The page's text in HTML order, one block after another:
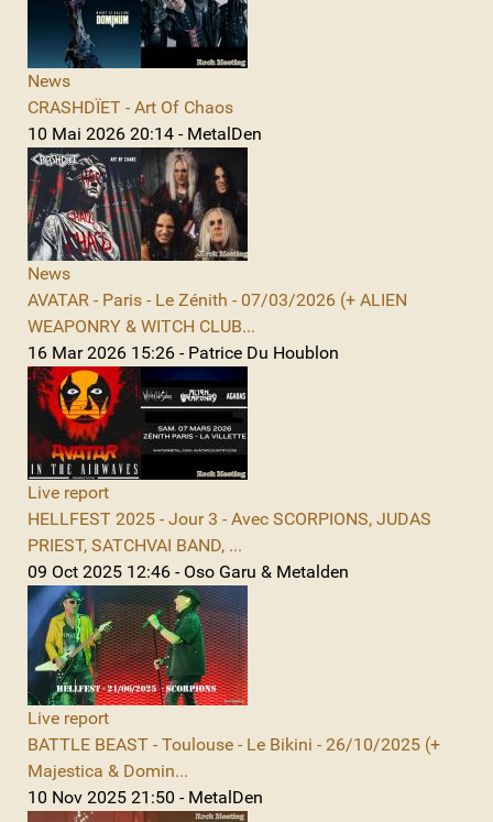
News
CRASHDÏET - Art Of Chaos
10 Mai 2026 20:14 - MetalDen
News
AVATAR - Paris - Le Zénith - 07/03/2026 (+ ALIEN
WEAPONRY & WITCH CLUB...
16 Mar 2026 15:26 - Patrice Du Houblon
Live report
HELLFEST 2025 - Jour 3 - Avec SCORPIONS, JUDAS
PRIEST, SATCHVAI BAND, ...
09 Oct 2025 12:46 - Oso Garu & Metalden
Live report
BATTLE BEAST - Toulouse - Le Bikini - 26/10/2025 (+
Majestica & Domin...
10 Nov 2025 21:50 - MetalDen